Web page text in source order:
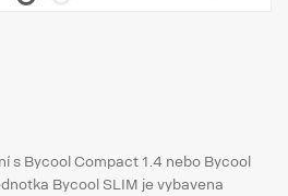
s Bycool Compact 1.4 nebo Bycool
Bycool SLIM je vybavena